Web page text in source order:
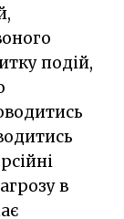
подій,
в